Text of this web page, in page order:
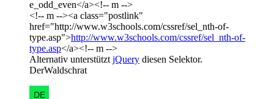
e_odd_even</a><!-- m -->
<!-- m --><a class="postlink"
href="http://www.w3schools.com/cssref/sel_nth-of-
type.asp">http://www.w3schools.com/cssref/sel_nth-of-
type.asp</a><!-- m -->
Alternativ unterstützt jQuery diesen Selektor.
DerWaldschrat